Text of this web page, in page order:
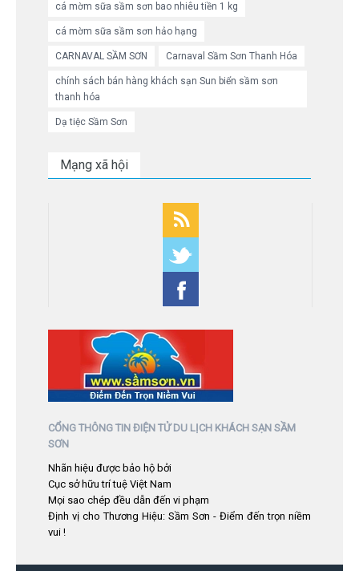
cá mờm sữa sầm sơn bao nhiêu tiền 1 kg
cá mờm sữa sầm sơn hảo hạng
CARNAVAL SẦM SƠN Carnaval Sầm Sơn Thanh Hóa
chính sách bán hàng khách sạn Sun biển sầm sơn
thanh hóa
Dạ tiệc Sầm Sơn
Mạng xã hội
CỔNG THÔNG TIN ĐIỆN TỬ DU LỊCH KHÁCH SẠN SẦM
SƠN
Nhãn hiệu được bảo hộ bởi
Cục sở hữu trí tuệ Việt Nam
Mọi sao chép đều dẫn đến vi phạm
Định vị cho Thương Hiệu: Sầm Sơn - Điểm đến trọn niềm
vui !